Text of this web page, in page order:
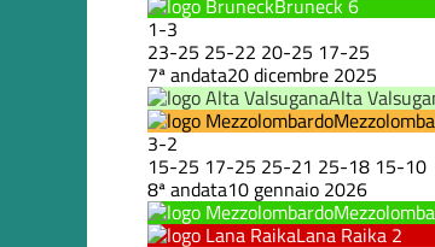
1-3
23-25 25-22 20-25 17-25
7ª andata20 dicembre 2025
Alta
3-2
15-25 17-25 25-21 25-18 15-10
8ª andata10 gennaio 2026
Lana Raika 2